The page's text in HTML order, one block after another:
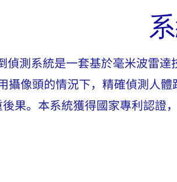
偵測系統是一套基於毫米波雷
攝像頭的情況下，精確偵測人
果。本系統獲得國家專利認證